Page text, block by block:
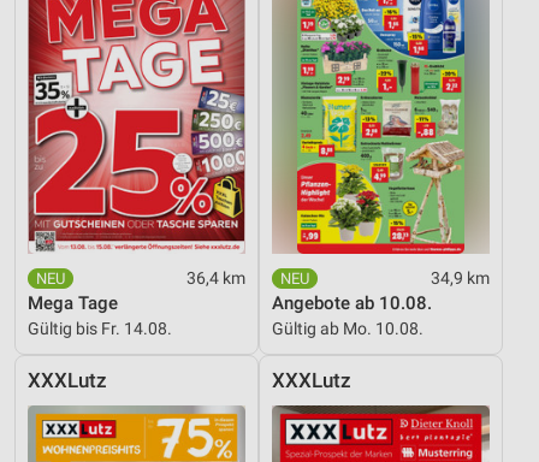
36,4 km
Mega Tage
Gültig bis Fr. 14.08.
34,9 km
Angebote ab 10.08.
Gültig ab Mo. 10.08.
XXXLutz XXXLutz